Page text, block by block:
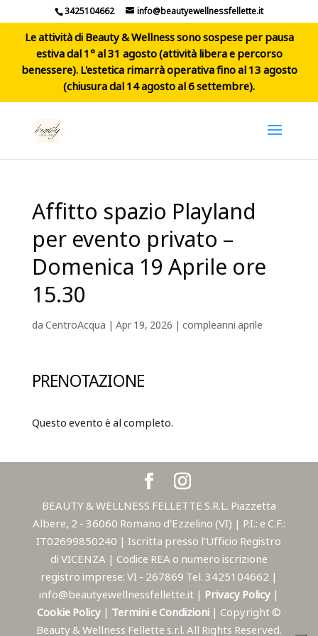
3425104662 info@beautyewellnessfellette.it
Le attività di Beauty & Wellness sono sospese per pausa
estiva dal 1° al 31 agosto (attività libera e percorso
benessere). L'estetica rimarrà operativa fino al 13 agosto
(chiusura dal 14 agosto al 6 settembre).
Affitto spazio Playland
per evento privato –
Domenica 19 Aprile ore
15.30
daCentroAcqua | Apr 19, 2026 | compleanni aprile
PRENOTAZIONE
Questo evento è al completo.
BEAUTY & WELLNESS FELLETTE S.R.L. Piazzetta
Albere, 2 - 36060 Romano d'Ezzelino (VI) | P.I.: e C.F.:
IT02699850240 | Iscritta presso l'Ufficio Registro
di VICENZA | Codice REA o numero iscrizione
registro imprese: VI - 267869 Tel. 3425104662 |
info@beautyewellnessfellette.it | Privacy Policy |
Cookie Policy | Termini e Condizioni | Copyright ©
Beauty & Wellness Fellette s.r.l. All Rights Reserved.